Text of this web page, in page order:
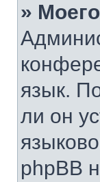
»
язык.
ли он
phpBB